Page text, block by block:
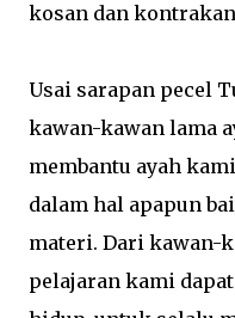
kosan dan
Usai sarapan pecel
kawan-kawan lama
membantu ayah
dalam hal apapun
materi. Dari kawan-
pelajaran kami